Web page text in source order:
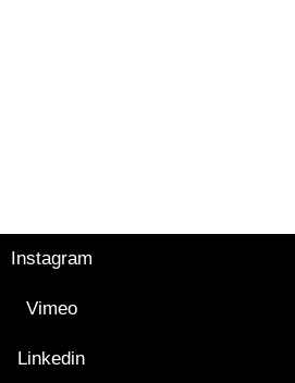
Instagram
Vimeo
Linkedin